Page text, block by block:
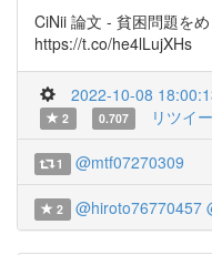
CiNii 論文 - 貧困問題を
https://t.co/he4lLujXHs
2022-10-08
2
0.707 リツイ
1 @mtf07270309
2 @hiroto76770457